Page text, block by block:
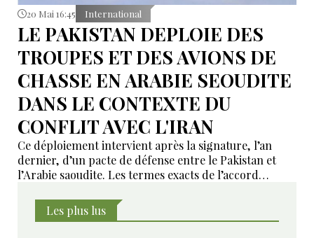
20 Mai 16:45 International
LE PAKISTAN DEPLOIE DES
TROUPES ET DES AVIONS DE
CHASSE EN ARABIE SEOUDITE
DANS LE CONTEXTE DU
CONFLIT AVEC L'IRAN
Ce déploiement intervient après la signature, l’an
dernier, d’un pacte de défense entre le Pakistan et
l’Arabie saoudite. Les termes exacts de l’accord
engagements de défense mutuelle.
Les plus lus